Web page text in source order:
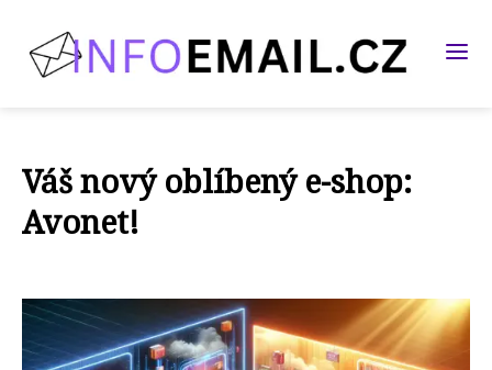
Váš nový oblíbený e-shop:
Avonet!